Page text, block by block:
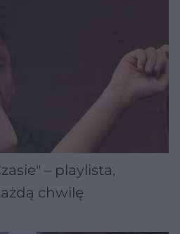
– playlista,
chwilę